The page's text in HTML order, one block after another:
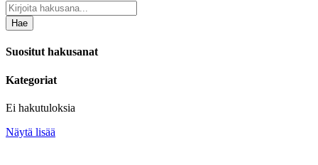
Hae
Suositut hakusanat
Kategoriat
Ei hakutuloksia
Näytä lisää